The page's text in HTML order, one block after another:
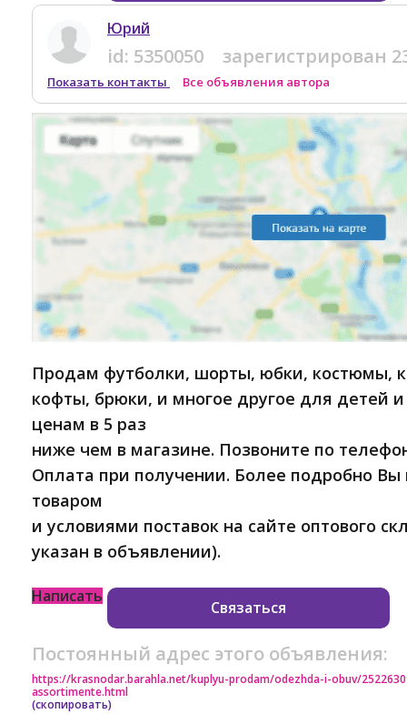
Юрий
id: 5350050 зарегистрирован
Показать контакты Все объявления автора
Продам футболки, шорты, юбки, костюмы,
кофты, брюки, и многое другое для детей и
ценам в 5 раз
ниже чем в магазине. Позвоните по
Оплата при получении. Более подробно Вы
товаром
и условиями поставок на сайте оптового
указан в объявлении).
Написать
Связаться
Постоянный адрес этого объявления:
https://krasnodar.barahla.net/kuplyu-prodam/odezhda-i-obuv/
assortimente.html
(скопировать)